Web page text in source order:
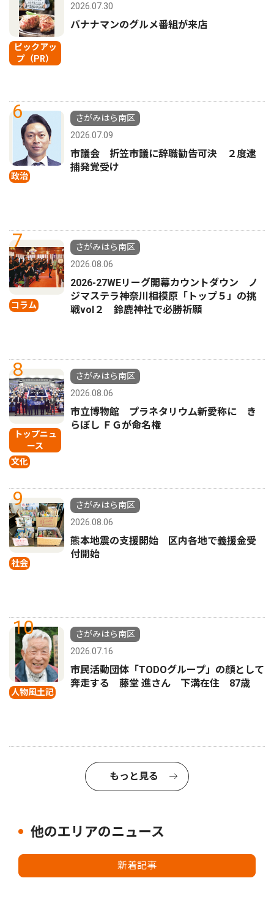
ピックアッ
プ（PR）
2026.07.30
バナナマンのグルメ番組が来店
6
政治
さがみはら南区
2026.07.09
市議会 折笠市議に辞職勧告可決 ２度逮
捕発覚受け
7
コラム
さがみはら南区
2026.08.06
2026-27WEリーグ開幕カウントダウン ノ
ジマステラ神奈川相模原「トップ５」の挑
戦vol２ 鈴鹿神社で必勝祈願
8
トップニュ
ース
文化
さがみはら南区
2026.08.06
市立博物館 プラネタリウム新愛称に き
らぼし ＦＧが命名権
9
社会
さがみはら南区
2026.08.06
熊本地震の支援開始 区内各地で義援金受
付開始
10
人物風土記
さがみはら南区
2026.07.16
市民活動団体「TODOグループ」の顔として
奔走する 藤堂 進さん 下溝在住 87歳
もっと見る
他のエリアのニュース
新着記事